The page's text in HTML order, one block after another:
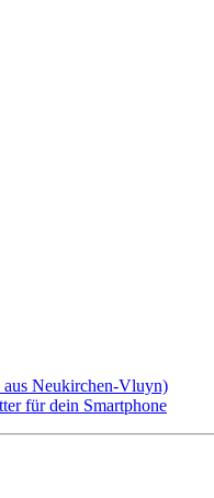
aus Neukirchen-Vluyn)
für dein Smartphone